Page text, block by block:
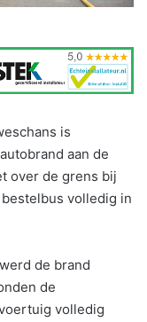
is
aan de
over de grens bij
volledig in
de brand
de
volledig